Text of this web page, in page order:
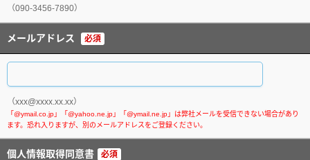
（090-3456-7890）
メールアドレス 必須
（xxx@xxxx.xx.xx）
個人情報取得同意書 必須